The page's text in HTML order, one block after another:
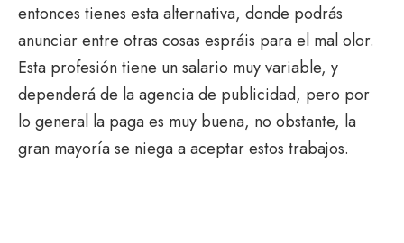
entonces tienes esta alternativa, donde podrás
anunciar entre otras cosas espráis para el mal olor.
Esta profesión tiene un salario muy variable, y
dependerá de la agencia de publicidad, pero por
lo general la paga es muy buena, no obstante, la
gran mayoría se niega a aceptar estos trabajos.